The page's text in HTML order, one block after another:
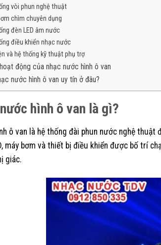
vòi phun nghệ thuật
chìm chuyên dụng
đèn LED âm nước
điều khiển nhạc nước
và hệ thống kỹ thuật phụ trợ
động của nhạc nước hình ô van
nước hình ô van uy tín ở đâu?
hình ô van là gì?
ô van là hệ thống đài phun nước nghệ
máy bơm và thiết bị điều khiển được bố trí
giác.